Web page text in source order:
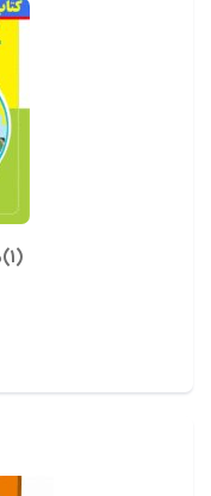
(1)مهارت دقت و توجه